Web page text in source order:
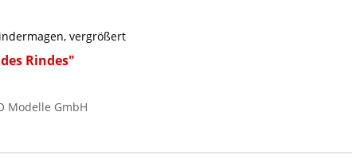
vergrößert
Rindes"
Modelle GmbH